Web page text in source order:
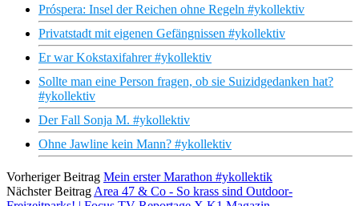
Próspera: Insel der Reichen ohne Regeln #ykollektiv
Privatstadt mit eigenen Gefängnissen #ykollektiv
Er war Kokstaxifahrer #ykollektiv
Sollte man eine Person fragen, ob sie Suizidgedanken hat?
#ykollektiv
Der Fall Sonja M. #ykollektiv
Ohne Jawline kein Mann? #ykollektiv
Vorheriger Beitrag Mein erster Marathon #ykollektik
Nächster Beitrag Area 47 & Co - So krass sind Outdoor-